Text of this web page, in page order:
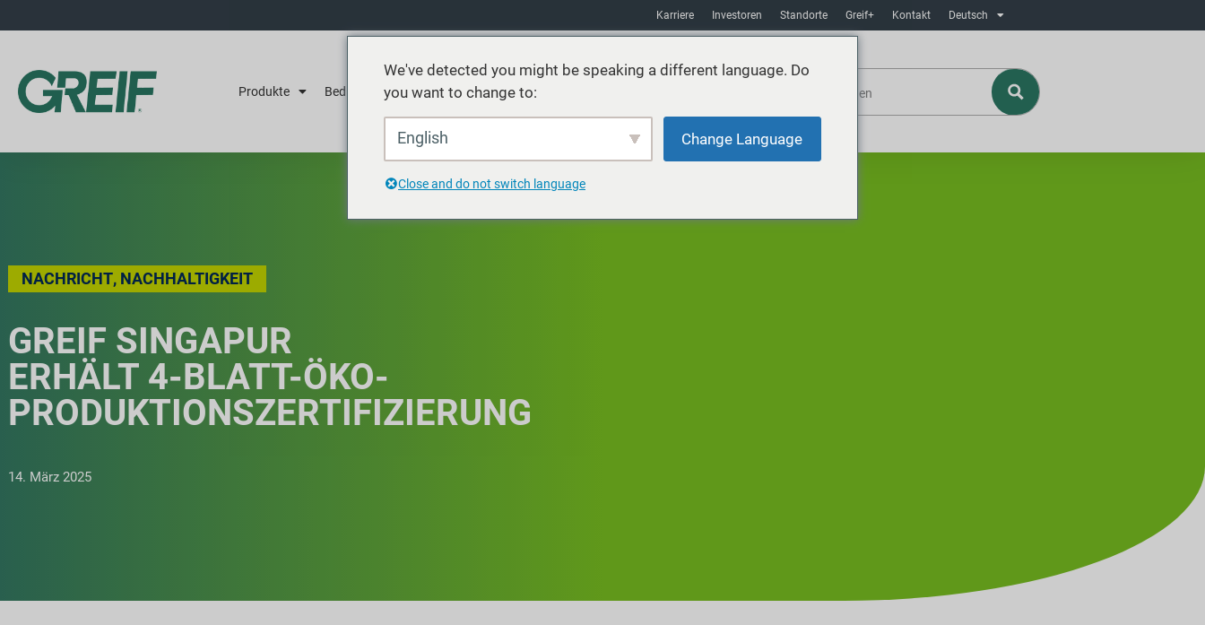
Karriere Investoren Standorte Greif+ Kontakt Deutsch
Produkte Bedienung Nachhaltigkeit Absatzmarkt
NACHRICHT, NACHHALTIGKEIT
GREIF SINGAPUR
ERHÄLT 4-BLATT-ÖKO-
PRODUKTIONSZERTIFIZIERUNG
14. März 2025
We've detected you might be speaking a different language. Do
you want to change to:
English Change Language
Close and do not switch language